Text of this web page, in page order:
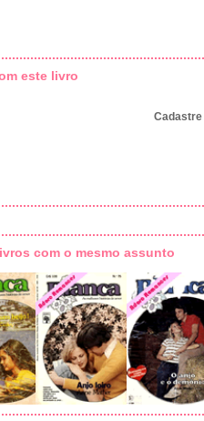
este livro
com o mesmo assunto